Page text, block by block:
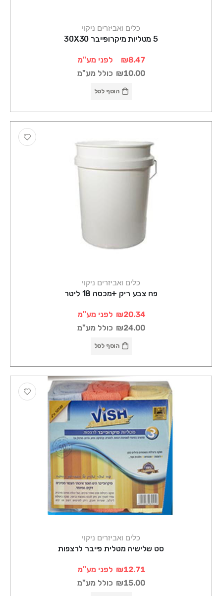
כלים ואביזרים ניקוי
5 מטליות מיקרופייבר 30X30
₪8.47
לפני מע"מ
₪10.00 כולל מע"מ
הוסף לסל
כלים ואביזרים ניקוי
פח צבע ריק +מכסה 18 ליטר
₪20.34 לפני מע"מ
₪24.00 כולל מע"מ
הוסף לסל
כלים ואביזרים ניקוי
סט שלישיה מטלית פייבר לרצפות
₪12.71 לפני מע"מ
₪15.00 כולל מע"מ